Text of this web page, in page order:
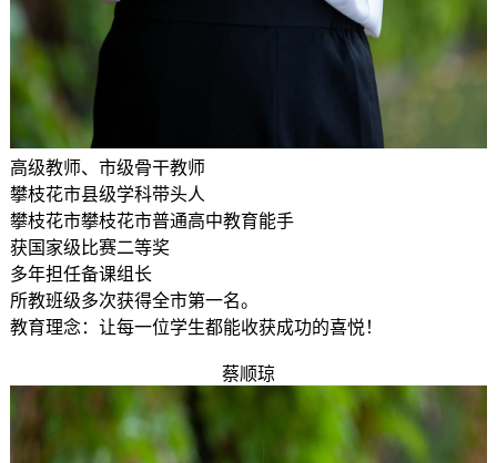
高级教师、市级骨干教师
攀枝花市县级学科带头人
攀枝花市攀枝花市普通高中教育能手
获国家级比赛二等奖
多年担任备课组长
所教班级多次获得全市第一名。
教育理念：让每一位学生都能收获成功的喜悦！
蔡顺琼